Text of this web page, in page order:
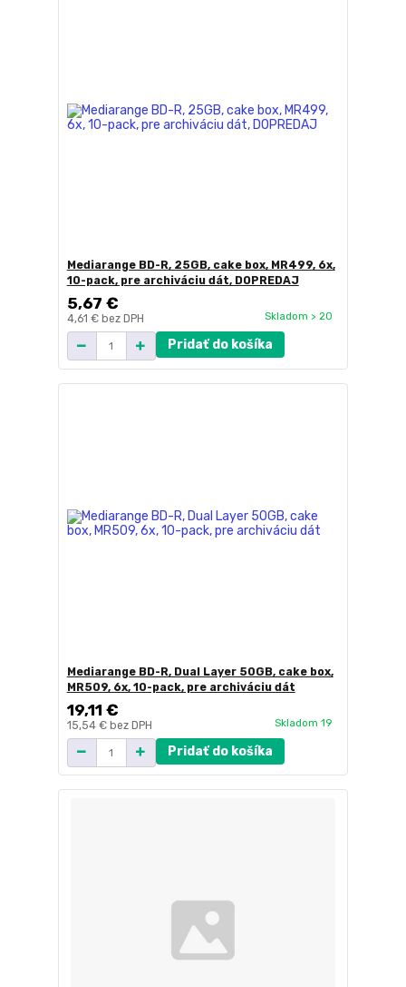
Mediarange BD-R, 25GB, cake box, MR499, 6x,
10-pack, pre archiváciu dát, DOPREDAJ
5,67 €
4,61 € bez DPH Skladom > 20
Pridať do košíka
Mediarange BD-R, Dual Layer 50GB, cake box,
MR509, 6x, 10-pack, pre archiváciu dát
19,11 €
15,54 € bez DPH Skladom 19
Pridať do košíka